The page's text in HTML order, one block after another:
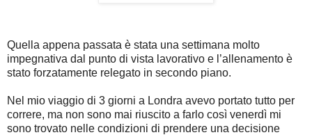
Quella appena passata è stata una settimana molto
impegnativa dal punto di vista lavorativo e l’allenamento è
stato forzatamente relegato in secondo piano.
Nel mio viaggio di 3 giorni a Londra avevo portato tutto per
correre, ma non sono mai riuscito a farlo così venerdì mi
sono trovato nelle condizioni di prendere una decisione